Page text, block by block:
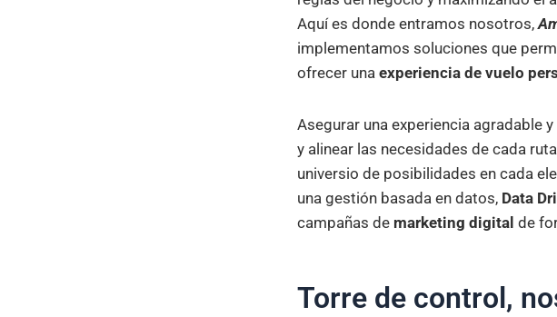
Aquí es donde entramos nosotros,
implementamos soluciones que
ofrecer una experiencia de vuelo
Asegurar una experiencia agradable
y alinear las necesidades de cada
universio de posibilidades en cada
una gestión basada en datos, Data
campañas de marketing digital de
Torre de control,